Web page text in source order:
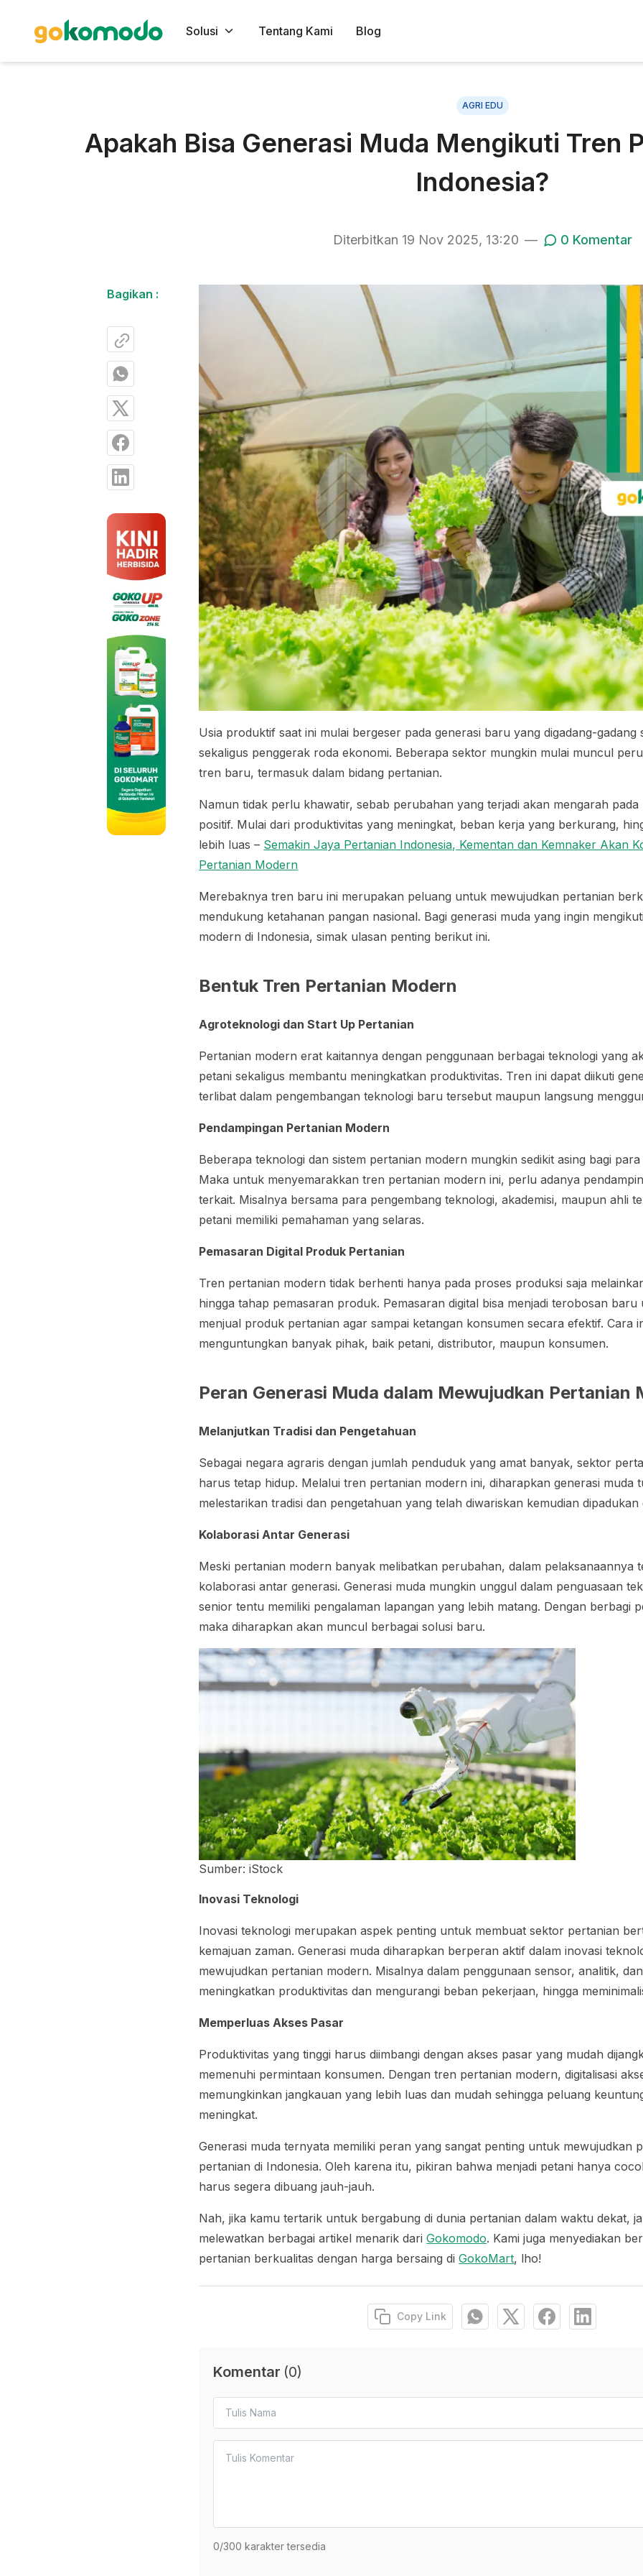
Solusi Tentang Kami Blog
AGRI EDU
Apakah Bisa Generasi Muda Mengikuti Tren
Indonesia?
Diterbitkan 19 Nov 2025, 13:20 — 0 Komentar
Bagikan :
Usia produktif saat ini mulai bergeser pada generasi baru yang digadang-gadang
sekaligus penggerak roda ekonomi. Beberapa sektor mungkin mulai muncul
tren baru, termasuk dalam bidang pertanian.
Namun tidak perlu khawatir, sebab perubahan yang terjadi akan mengarah pada
positif. Mulai dari produktivitas yang meningkat, beban kerja yang berkurang,
lebih luas – Semakin Jaya Pertanian Indonesia, Kementan dan Kemnaker Akan
Pertanian Modern
Merebaknya tren baru ini merupakan peluang untuk mewujudkan pertanian
mendukung ketahanan pangan nasional. Bagi generasi muda yang ingin
modern di Indonesia, simak ulasan penting berikut ini.
Bentuk Tren Pertanian Modern
Agroteknologi danStart Up Pertanian
Pertanian modern erat kaitannya dengan penggunaan berbagai teknologi yang
petani sekaligus membantu meningkatkan produktivitas. Tren ini dapat diikuti
terlibat dalam pengembangan teknologi baru tersebut maupun langsung
Pendampingan Pertanian Modern
Beberapa teknologi dan sistem pertanian modern mungkin sedikit asing bagi
Maka untuk menyemarakkan tren pertanian modern ini, perlu adanya
terkait. Misalnya bersama para pengembang teknologi, akademisi, maupun ahli
petani memiliki pemahaman yang selaras.
Pemasaran Digital Produk Pertanian
Tren pertanian modern tidak berhenti hanya pada proses produksi saja
hingga tahap pemasaran produk. Pemasaran digital bisa menjadi terobosan
menjual produk pertanian agar sampai ketangan konsumen secara efektif. Cara
menguntungkan banyak pihak, baik petani, distributor, maupun konsumen.
Peran Generasi Muda dalam Mewujudkan Pertanian
Melanjutkan Tradisi dan Pengetahuan
Sebagai negara agraris dengan jumlah penduduk yang amat banyak, sektor
harus tetap hidup. Melalui tren pertanian modern ini, diharapkan generasi muda
melestarikan tradisi dan pengetahuan yang telah diwariskan kemudian
Kolaborasi Antar Generasi
Meski pertanian modern banyak melibatkan perubahan, dalam pelaksanaannya
kolaborasi antar generasi. Generasi muda mungkin unggul dalam penguasaan
senior tentu memiliki pengalaman lapangan yang lebih matang. Dengan berbagi
maka diharapkan akan muncul berbagai solusi baru.
Sumber: iStock
Inovasi Teknologi
Inovasi teknologi merupakan aspek penting untuk membuat sektor pertanian
kemajuan zaman. Generasi muda diharapkan berperan aktif dalam inovasi
mewujudkan pertanian modern. Misalnya dalam penggunaan sensor, analitik,
meningkatkan produktivitas dan mengurangi beban pekerjaan, hingga
Memperluas Akses Pasar
Produktivitas yang tinggi harus diimbangi dengan akses pasar yang mudah
memenuhi permintaan konsumen. Dengan tren pertanian modern, digitalisasi
memungkinkan jangkauan yang lebih luas dan mudah sehingga peluang
meningkat.
Generasi muda ternyata memiliki peran yang sangat penting untuk mewujudkan
pertanian di Indonesia. Oleh karena itu, pikiran bahwa menjadi petani hanya
harus segera dibuang jauh-jauh.
Nah, jika kamu tertarik untuk bergabung di dunia pertanian dalam waktu dekat,
melewatkan berbagai artikel menarik dariGokomodo. Kami juga menyediakan
pertanian berkualitas dengan harga bersaing diGokoMart, lho!
Copy Link
Komentar (0)
0/300 karakter tersedia